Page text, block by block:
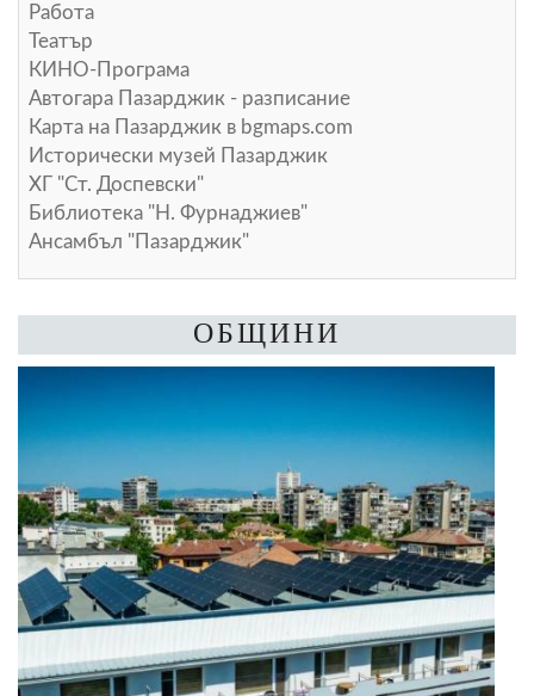
Работа
Театър
КИНО-Програма
Автогара Пазарджик - разписание
Карта на Пазарджик в bgmaps.com
Исторически музей Пазарджик
ХГ "Ст. Доспевски"
Библиотека "Н. Фурнаджиев"
Ансамбъл "Пазарджик"
ОБЩИНИ